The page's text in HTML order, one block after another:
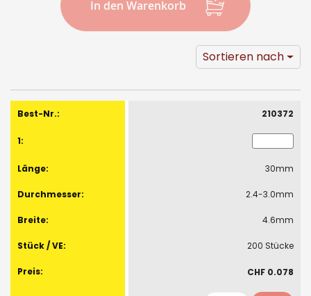
In den Warenkorb
Sortieren nach
Gruppiert
Produkte
Artikel
210372
30mm
2.4-3.0mm
4.6mm
200 Stücke
CHF 0.078